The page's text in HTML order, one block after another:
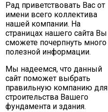
Рад приветствовать Вас от
имени всего коллектива
нашей компании. На
страницах нашего сайта Вы
сможете почерпнуть много
полезной информации.
Мы надеемся, что данный
сайт поможет выбрать
правильную компанию для
строительства Вашего
фундамента и здания.